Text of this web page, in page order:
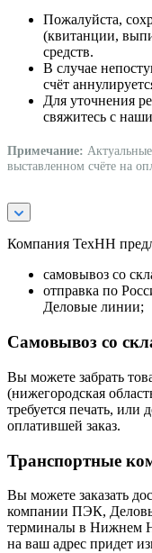
Пожалуйста,
(квитанции,
средств.
В случае
счёт
Для уточнения
свяжитесь с
Примечание:
выставленном счёте на
Компания ТехНН
самовывоз со
отправка по
Деловые линии;
Самовывоз со
Вы можете забрать
(нижегородская
требуется печать, или
оплатившей заказ.
Транспортные
Вы можете заказать
компании ПЭК,
терминалы в Нижнем
на ваш адрес придет